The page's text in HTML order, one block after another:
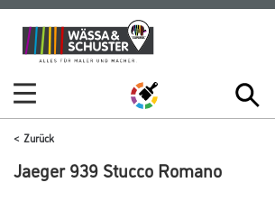
Zum
Inhalt
Zum
Navigationsmenü
Zurück
Jaeger 939 Stucco Romano